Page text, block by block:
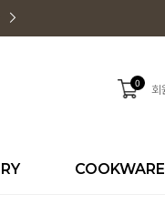
0 회
COOKWARE